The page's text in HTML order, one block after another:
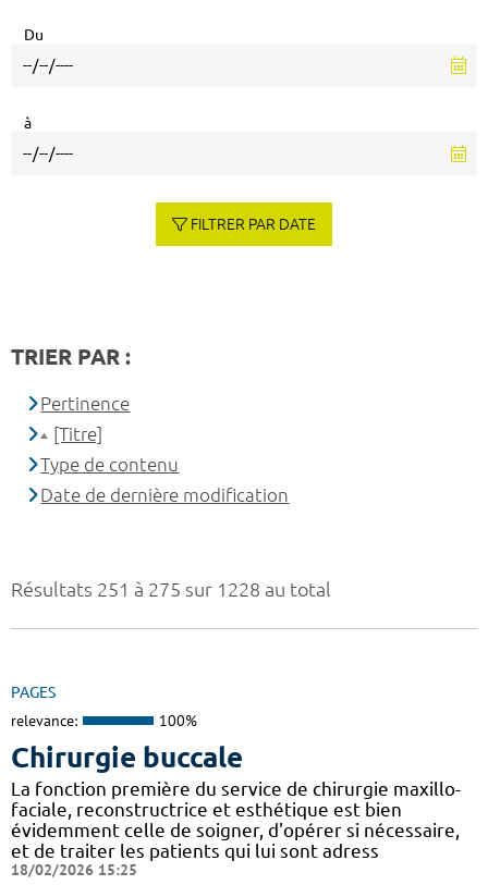
Résultats 251 à 275 sur 1228 au total
PAGES
relevance: 100%
Chirurgie buccale
La fonction première du service de chirurgie maxillo-
faciale, reconstructrice et esthétique est bien
évidemment celle de soigner, d'opérer si nécessaire,
et de traiter les patients qui lui sont adress
18/02/2026 15:25
Du
à
FILTRER PAR DATE
TRIER PAR :
Pertinence
[Titre]
Type de contenu
Date de dernière modification